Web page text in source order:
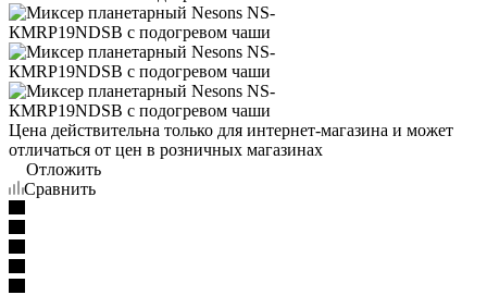
Цена действительна только для интернет-магазина и может
отличаться от цен в розничных магазинах
Отложить
Сравнить